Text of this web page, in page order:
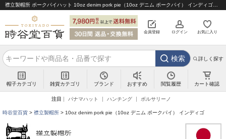
会員登録 ログイン お気に入り
検索 詳しく探す
帽子カテゴリ 雑貨カテゴリ ブランド おすすめ 閲覧履歴 カート確認
注目 パナマハット ハンチング ボルサリーノ
時谷堂百貨 襟立製帽所 10oz denim pork pie（10oz デニム ポークパイ） インディゴ